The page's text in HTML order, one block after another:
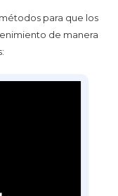
para que los
de manera